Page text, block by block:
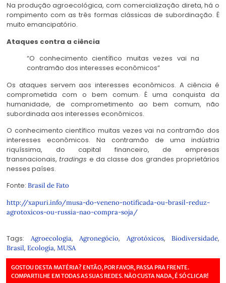
Na produção agroecológica, com comercialização direta, há o
rompimento com as três formas clássicas de subordinação. É
muito emancipatório.
Ataques contra a ciência
“O conhecimento científico muitas vezes vai na
contramão dos interesses econômicos”
Os ataques servem aos interesses econômicos. A ciência é
comprometida com o bem comum. É uma conquista da
humanidade, de comprometimento ao bem comum, não
subordinada aos interesses econômicos.
O conhecimento científico muitas vezes vai na contramão dos
interesses econômicos. Na contramão de uma indústria
riquíssima, do capital financeiro, de empresas
transnacionais,tradings e da classe dos grandes proprietários
nesses países.
Fonte: Brasil de Fato
http://xapuri.info/musa-do-veneno-notificada-ou-brasil-reduz-
agrotoxicos-ou-russia-nao-compra-soja/
Tags: Agroecologia, Agronegócio, Agrotóxicos, Biodiversidade,
Brasil, Ecologia, MUSA
GOSTOU DESTA MATÉRIA? ENTÃO, POR FAVOR, PASSA PRA FRENTE.
COMPARTILHE EM TODAS AS SUAS REDES. NÃO CUSTA NADA, É SÓ CLICAR!